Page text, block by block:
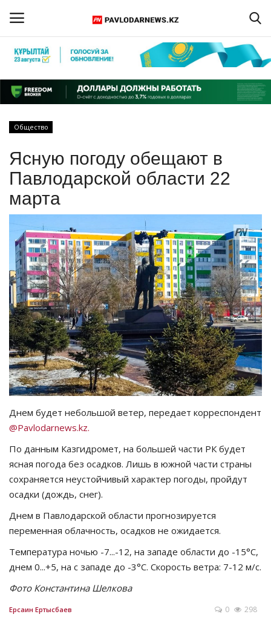
Регистрация
Главная
ПАВЛОДАРСКАЯ ОБЛАСТЬ
КАЗАХСТАН
МИР
СПЕЦПРОЕКТЫ
СПОРТ
Чек-лист
РАЗВЛЕЧЕНИЯ
OFFICIAL
Курултай
Язык
Қазақша Русский
Общество
Ясную погоду обещают в
Павлодарской области 22
марта
Днем будет небольшой ветер, передает корреспондент
@Pavlodarnews.kz.
По данным Казгидромет, на большей части РК будет
ясная погода без осадков. Лишь в южной части страны
сохраняется неустойчивый характер погоды, пройдут
осадки (дождь, снег).
Днем в Павлодарской области прогнозируется
переменная облачность, осадков не ожидается.
Температура ночью -7...-12, на западе области до -15°C,
днем 0...+5, на с западе до -3°C. Скорость ветра: 7-12 м/с.
Фото Константина Шелкова
Ерсаин Ертысбаев 0 298